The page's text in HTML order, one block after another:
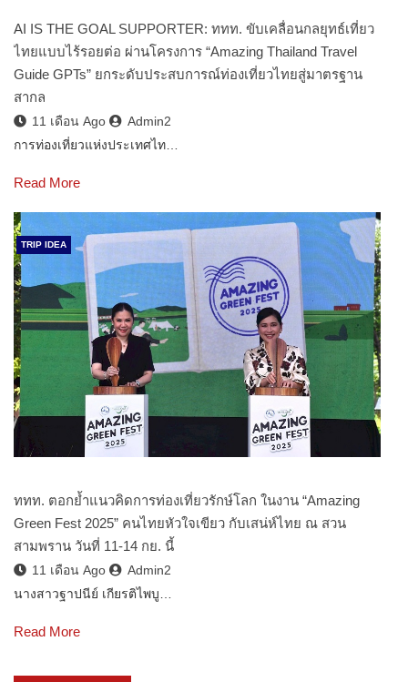
AI IS THE GOAL SUPPORTER: ททท. ขับเคลื่อนกลยุทธ์เที่ยว
ไทยแบบไร้รอยต่อ ผ่านโครงการ “Amazing Thailand Travel
Guide GPTs” ยกระดับประสบการณ์ท่องเที่ยวไทยสู่มาตรฐาน
สากล
11 เดือน Ago
Admin2
การท่องเที่ยวแห่งประเทศไท…
Read More
TRIP IDEA
ททท. ตอกย้ำแนวคิดการท่องเที่ยวรักษ์โลก ในงาน “Amazing
Green Fest 2025” คนไทยหัวใจเขียว กับเสน่ห์ไทย ณ สวน
สามพราน วันที่ 11-14 กย. นี้
11 เดือน Ago
Admin2
นางสาวฐาปนีย์ เกียรติไพบู…
Read More